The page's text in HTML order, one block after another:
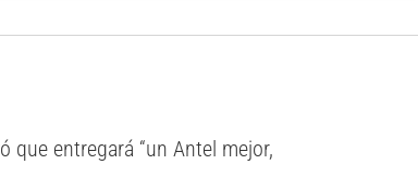
que entregará “un Antel mejor,